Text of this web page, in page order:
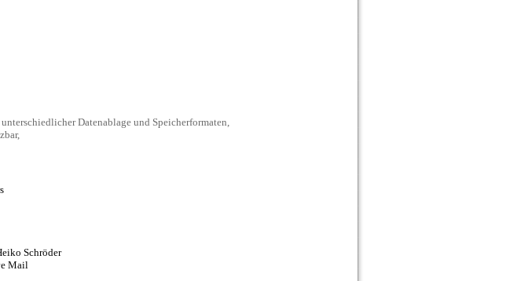
Datenablage und Speicherformaten,
Schröder
Mail